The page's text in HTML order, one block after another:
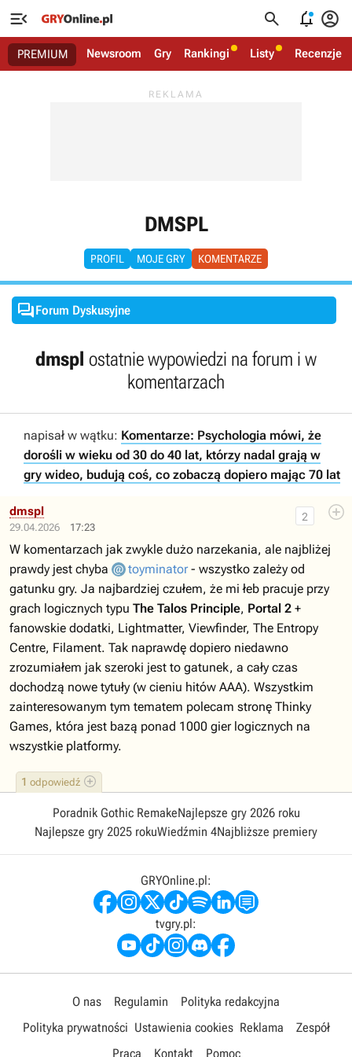
   
PREMIUM Newsroom Gry Rankingi Listy Recenzje
DMSPL
PROFIL MOJE GRY KOMENTARZE
Forum Dyskusyjne
dmspl ostatnie wypowiedzi na forum i w
komentarzach
napisał w wątku: Komentarze: Psychologia mówi, że
dorośli w wieku od 30 do 40 lat, którzy nadal grają w
gry wideo, budują coś, co zobaczą dopiero mając 70 lat
29.04.2026 17:23
2
1 odpowiedź
dmspl
W komentarzach jak zwykle dużo narzekania, ale najbliżej
prawdy jest chyba
toyminator- wszystko zależy od
gatunku gry. Ja najbardziej czułem, że mi łeb pracuje przy
grach logicznych typu The Talos Principle, Portal 2 +
fanowskie dodatki, Lightmatter, Viewfinder, The Entropy
Centre, Filament. Tak naprawdę dopiero niedawno
zrozumiałem jak szeroki jest to gatunek, a cały czas
dochodzą nowe tytuły (w cieniu hitów AAA). Wszystkim
zainteresowanym tym tematem polecam stronę Thinky
Games, która jest bazą ponad 1000 gier logicznych na
wszystkie platformy.
Poradnik Gothic RemakeNajlepsze gry 2026 roku
Najlepsze gry 2025 rokuWiedźmin 4Najbliższe premiery
GRYOnline.pl:
tvgry.pl:
O nas Regulamin
Polityka redakcyjna
Polityka prywatności Ustawienia cookies Reklama
Zespół
Praca
Kontakt Pomoc